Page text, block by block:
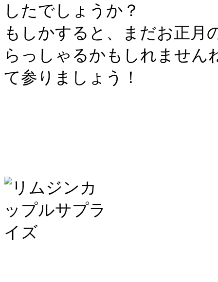
したでしょうか？
もしかすると、まだお正月
らっしゃるかもしれません
て参りましょう！